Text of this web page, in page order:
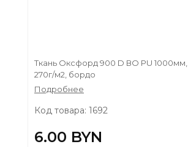
Ткань Оксфорд 900 D ВО PU 1000мм,
270г/м2, бордо
Подробнее
Код товара: 1692
6.00 BYN